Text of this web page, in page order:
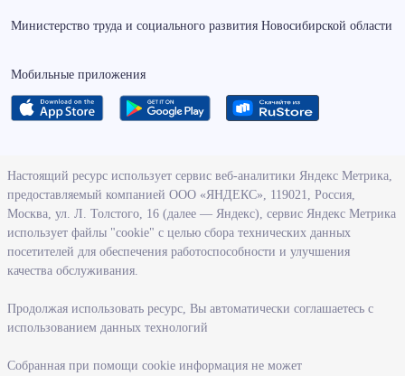
Министерство труда и социального развития Новосибирской области
Мобильные приложения
О ведомстве
Деятельность министерства труда и социального развития
Новосибирской области
Контрольно-надзорная деятельность министерства
Государственные программы, реализуемые министерством
Службы и учреждения, подведомственные министерству
Поступление на государственную гражданскую службу
Настоящий ресурс использует сервис веб-аналитики Яндекс Метрика,
предоставляемый компанией ООО «ЯНДЕКС», 119021, Россия,
Москва, ул. Л. Толстого, 16 (далее — Яндекс), сервис Яндекс Метрика
использует файлы "cookie" с целью сбора технических данных
посетителей для обеспечения работоспособности и улучшения
качества обслуживания.
Продолжая использовать ресурс, Вы автоматически соглашаетесь с
использованием данных технологий
Собранная при помощи cookie информация не может